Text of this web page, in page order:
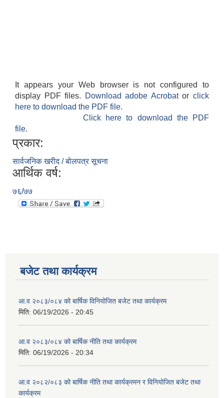
It appears your Web browser is not configured to
display PDF files.
Download adobe Acrobatorclick
here to download the PDF file.
Click here to download the PDF
file.
प्रकार:
सार्वजनिक खरीद / बोलपत्र सूचना
आर्थिक वर्ष:
७६/७७
बजेट तथा कार्यक्रम
आ.व २०८३/०८४ को बार्षिक विनियोजित बजेट तथा कार्यक्रम
मिति: 06/19/2026 - 20:45
आ.व २०८३/०८४ को बार्षिक नीति तथा कार्यक्रम
मिति: 06/19/2026 - 20:34
आ.व २०८२/०८३ को बार्षिक नीति तथा कार्यक्रमन र विनियोजित बजेट तथा
कार्यक्रम